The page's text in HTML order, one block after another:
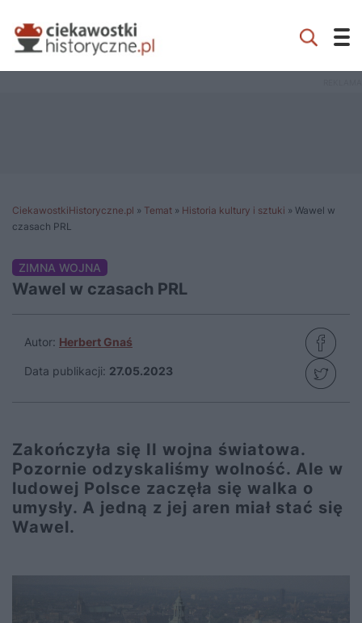
CiekawostkiHistoryczne.pl » Temat » Historia kultury i sztuki » Wawel w
czasach PRL
ZIMNA WOJNA
Wawel w czasach PRL
Autor: Herbert Gnaś
Data publikacji: 27.05.2023
Zakończyła się II wojna światowa.
Pozornie odzyskaliśmy wolność. Ale w
ludowej Polsce zaczęła się walka o
umysły. A jedną z jej aren miał stać się
Wawel.